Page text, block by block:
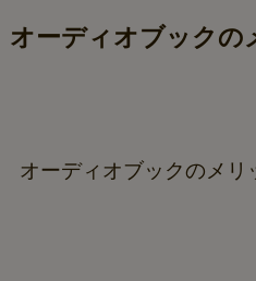
オーディオブックの
オーディオブックのメリ